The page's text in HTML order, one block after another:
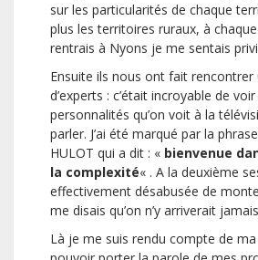
sur les particularités de chaque
plus les territoires ruraux, à
rentrais à Nyons je me sentais
Ensuite ils nous ont fait rencontrer
d’experts : c’était incroyable de
personnalités qu’on voit à la
parler. J’ai été marqué par la
HULOT qui a dit : « bienvenue
la complexité« . A la deuxième
effectivement désabusée de
me disais qu’on n’y arriverait
Là je me suis rendu compte de